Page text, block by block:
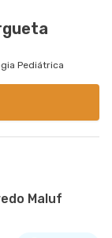
Pediátrica
Maluf